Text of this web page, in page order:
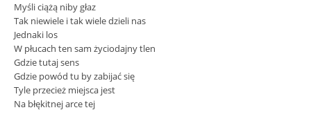
Myśli ciążą niby głaz
Tak niewiele i tak wiele dzieli nas
Jednaki los
W płucach ten sam życiodajny tlen
Gdzie tutaj sens
Gdzie powód tu by zabijać się
Tyle przecież miejsca jest
Na błękitnej arce tej